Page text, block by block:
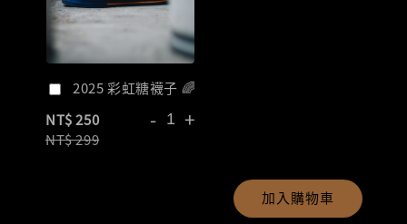
2025 彩虹糖襪子 🌈
NT$ 250
NT$ 299
- +
加入購物車